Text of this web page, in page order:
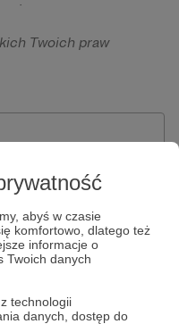
abyś w czasie
komfortowo, dlatego też
informacje o
Twoich danych
technologii
danych, dostęp do
Żwirki i Wigury 16, 02-
będą przetwarzane w
zawartej z Tobą, w
oraz
platformie oraz
Twoich praw
o ochronie
Twoich danych
możliwa
"Zgodna na
formularz
Patronite.pl.